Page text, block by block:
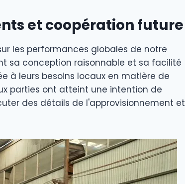
et coopération future
les performances globales de notre
sa conception raisonnable et sa facilité
à leurs besoins locaux en matière de
parties ont atteint une intention de
des détails de l'approvisionnement et